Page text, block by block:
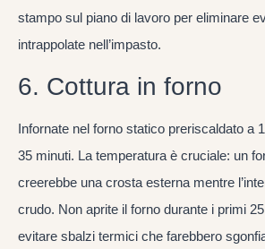
stampo sul piano di lavoro per eliminare
intrappolate nell’impasto.
6. Cottura in forno
Infornate nel forno statico preriscaldato a
35 minuti. La temperatura è cruciale: un
creerebbe una crosta esterna mentre
crudo. Non aprite il forno durante i primi
evitare sbalzi termici che farebbero